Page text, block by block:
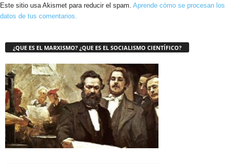
Este sitio usa Akismet para reducir el spam. Aprende cómo se procesan los
datos de tus comentarios.
¿QUE ES EL MARXISMO? ¿QUE ES EL SOCIALISMO CIENTÍFICO?